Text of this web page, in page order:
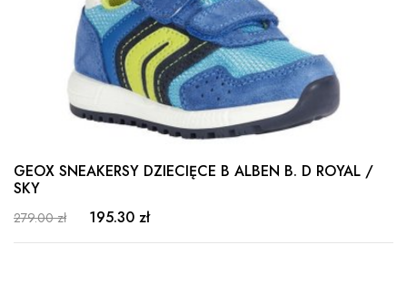
GEOX SNEAKERSY DZIECIĘCE B ALBEN B. D ROYAL /
SKY
279.00 zł 195.30 zł